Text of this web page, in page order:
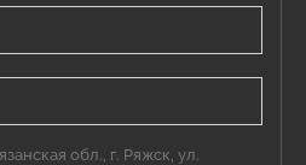
обл., г. Ряжск, ул.